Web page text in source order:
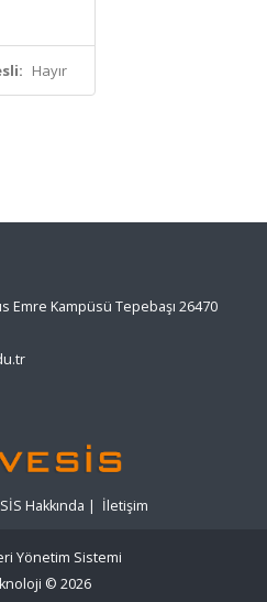
Hayır
Emre Kampüsü Tepebaşı 26470
Hakkında | İletişim
Yönetim Sistemi
© 2026